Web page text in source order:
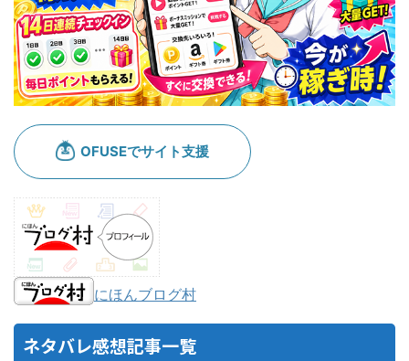
にほんブログ村
ネタバレ感想記事一覧